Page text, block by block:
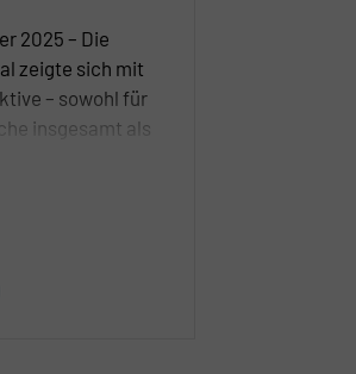
2025 – Die
zeigte sich mit
– sowohl für
insgesamt als
zeigt sich,
in den besten